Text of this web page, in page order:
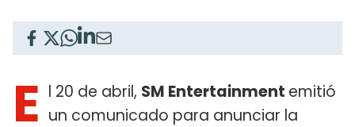
E l 20 de abril, SM Entertainment emitió
un comunicado para anunciar la